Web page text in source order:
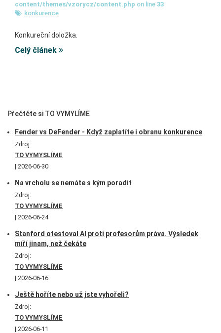
content/themes/vzorycz/content.php on line 33
konkurence
Konkureční doložka.
Celý článek
Přečtěte si TO VYMYLÍME
Fender vs DeFender - Když zaplatíte i obranu konkurence
Zdroj:
TO VYMYSLÍME
2026-06-30
Na vrcholu se nemáte s kým poradit
Zdroj:
TO VYMYSLÍME
2026-06-24
Stanford otestoval AI proti profesorům práva. Výsledek
míří jinam, než čekáte
Zdroj:
TO VYMYSLÍME
2026-06-16
Ještě hoříte nebo už jste vyhořeli?
Zdroj:
TO VYMYSLÍME
2026-06-11